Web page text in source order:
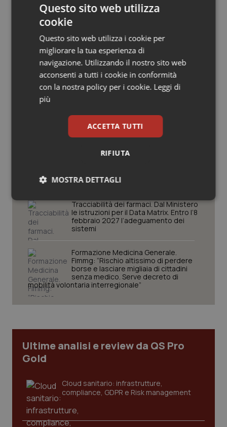
Salute orale & impianti
Sangue & coagulazione
Tiroide
Tumore al seno
Tumore ovarico
Vaccini
Potrebbe interessarti in
Lavoro e Professioni
approvazione dell’adeguamento
delle tariffe ospedaliere, così rinvio
rinnovo contratto sanità privata”
West Nile. Rete Izs: “Sorveglianza e
Tracciabilità dei farmaci. Dal Ministero
le istruzioni per il Data Matrix. Entro l’8
febbraio 2027 l’adeguamento dei
sistemi
Formazione Medicina Generale.
Fimmg: “Rischio altissimo di perdere
borse e lasciare migliaia di cittadini
senza medico. Serve decreto di
mobilità volontaria interregionale”
Ultime analisi e review da QS Pro
Gold
Cloud sanitario: infrastrutture,
compliance, GDPR e Risk management
Questo sito web utilizza
cookie
Questo sito web utilizza i cookie per
migliorare la tua esperienza di
navigazione. Utilizzando il nostro sito web
acconsenti a tutti i cookie in conformità
con la nostra policy per i cookie. Leggi di
più
ACCETTA TUTTI
RIFIUTA
MOSTRA DETTAGLI
Necessari Statistici Marketing
Necessari Statistici Marketing
I cookie necessari contribuiscono a rendere fruibile il